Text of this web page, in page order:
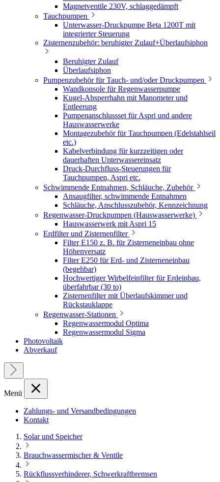
Magnetventile 230V, schlaggedämpft
Tauchpumpen
Unterwasser-Druckpumpe Beta 1200T mit
integrierter Steuerung
Zisternenzubehör: beruhigter Zulauf+Überlaufsiphon
Beruhigter Zulauf
Überlaufsiphon
Pumpenzubehör für Tauch- und/oder Druckpumpen
Wandkonsole für Regenwasserpumpe
Kugel-Absperrhahn mit Manometer und
Entleerung
Pumpenanschlussset für Aspri und andere
Hauswasserwerke
Montagezubehör für Tauchpumpen (Edelstahlseil
etc.)
Kabelverbindung für kurzzeitigen oder
dauerhaften Unterwassereinsatz
Druck-Durchfluss-Steuerungen für
Tauchpumpen, Aspri etc.
Schwimmende Entnahmen, Schläuche, Zubehör
Ansaugfilter, schwimmende Entnahmen
Schläuche, Anschlusszubehör, Kennzeichnung
Regenwasser-Druckpumpen (Hauswasserwerke)
Hauswasserwerk mit Aspri 15
Erdfilter und Zisternenfilter
Filter E150 z. B. für Zisterneneinbau ohne
Höhenversatz
Filter E250 für Erd- und Zisterneneinbau
(begehbar)
Hochwertiger Wirbelfeinfilter für Erdeinbau,
überfahrbar (30 to)
Zisternenfilter mit Überlaufskimmer und
Rückstauklappe
Regenwasser-Stationen
Regenwassermodul Optima
Regenwassermodul Sigma
Photovoltaik
Abverkauf
Menü
Zahlungs- und Versandbedingungen
Kontakt
Solar und Speicher
Brauchwassermischer & Ventile
Rückflussverhinderer, Schwerkraftbremsen